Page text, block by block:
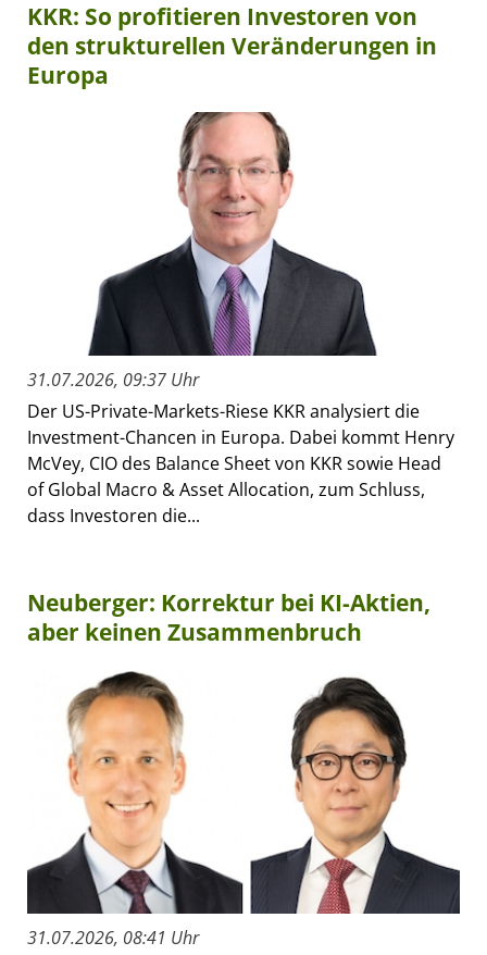
KKR: So profitieren Investoren von
den strukturellen Veränderungen in
Europa
31.07.2026, 09:37 Uhr
Der US-Private-Markets-Riese KKR analysiert die
Investment-Chancen in Europa. Dabei kommt Henry
McVey, CIO des Balance Sheet von KKR sowie Head
of Global Macro & Asset Allocation, zum Schluss,
dass Investoren die...
Neuberger: Korrektur bei KI-Aktien,
aber keinen Zusammenbruch
31.07.2026, 08:41 Uhr